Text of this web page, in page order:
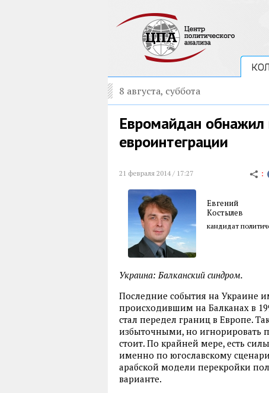
8 августа, суббота
Евромайдан обнажил
евроинтеграции
21 февраля 2014 / 17:27
Евгений
Костылев
кандидат
Украина: Балканский cиндром.
Последние события на Украине
происходившим на Балканах в
стал передел границ в Европе.
избыточными, но игнорировать
стоит. По крайней мере, есть
именно по югославскому
арабской модели перекройки
варианте.